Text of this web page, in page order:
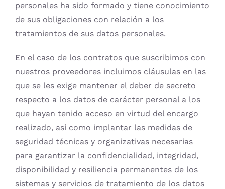
personales ha sido formado y tiene conocimiento
de sus obligaciones con relación a los
tratamientos de sus datos personales.
En el caso de los contratos que suscribimos con
nuestros proveedores incluimos cláusulas en las
que se les exige mantener el deber de secreto
respecto a los datos de carácter personal a los
que hayan tenido acceso en virtud del encargo
realizado, así como implantar las medidas de
seguridad técnicas y organizativas necesarias
para garantizar la confidencialidad, integridad,
disponibilidad y resiliencia permanentes de los
sistemas y servicios de tratamiento de los datos